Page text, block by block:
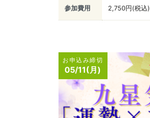
参加費用 2,750円(税込)
お申込み締切
05/11(月)